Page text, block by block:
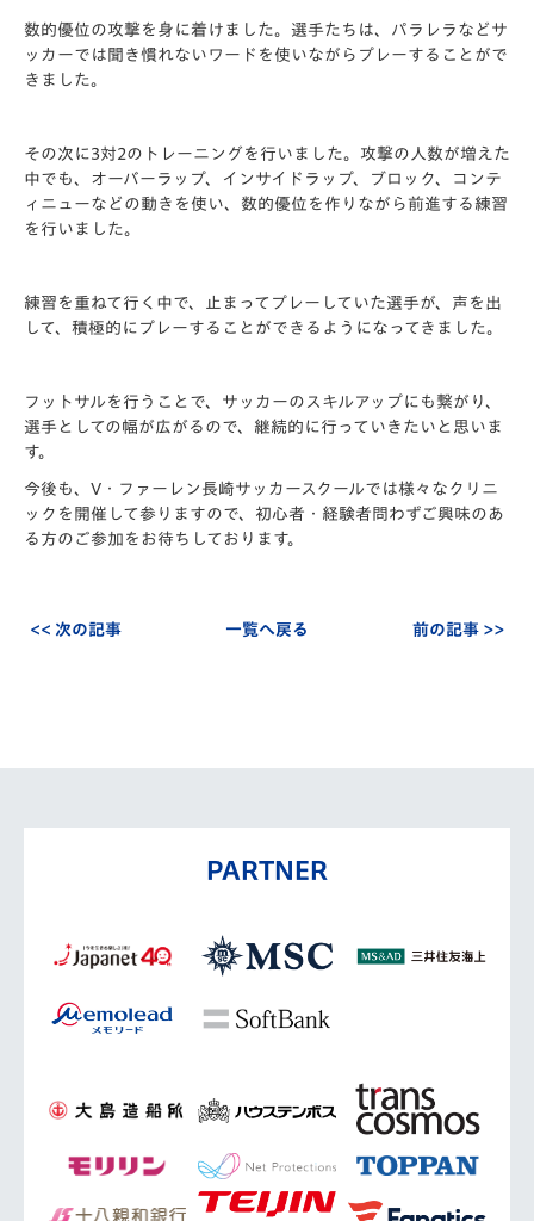
数的優位の攻撃を身に着けました。選手たちは、パラレラなどサ
ッカーでは聞き慣れないワードを使いながらプレーすることがで
きました。
その次に3対2のトレーニングを行いました。攻撃の人数が増えた
中でも、オーバーラップ、インサイドラップ、ブロック、コンテ
ィニューなどの動きを使い、数的優位を作りながら前進する練習
を行いました。
練習を重ねて行く中で、止まってプレーしていた選手が、声を出
して、積極的にプレーすることができるようになってきました。
フットサルを行うことで、サッカーのスキルアップにも繋がり、
選手としての幅が広がるので、継続的に行っていきたいと思いま
す。
今後も、V・ファーレン長崎サッカースクールでは様々なクリニ
ックを開催して参りますので、初心者・経験者問わずご興味のあ
る方のご参加をお待ちしております。
<< 次の記事 一覧へ戻る 前の記事 >>
PARTNER